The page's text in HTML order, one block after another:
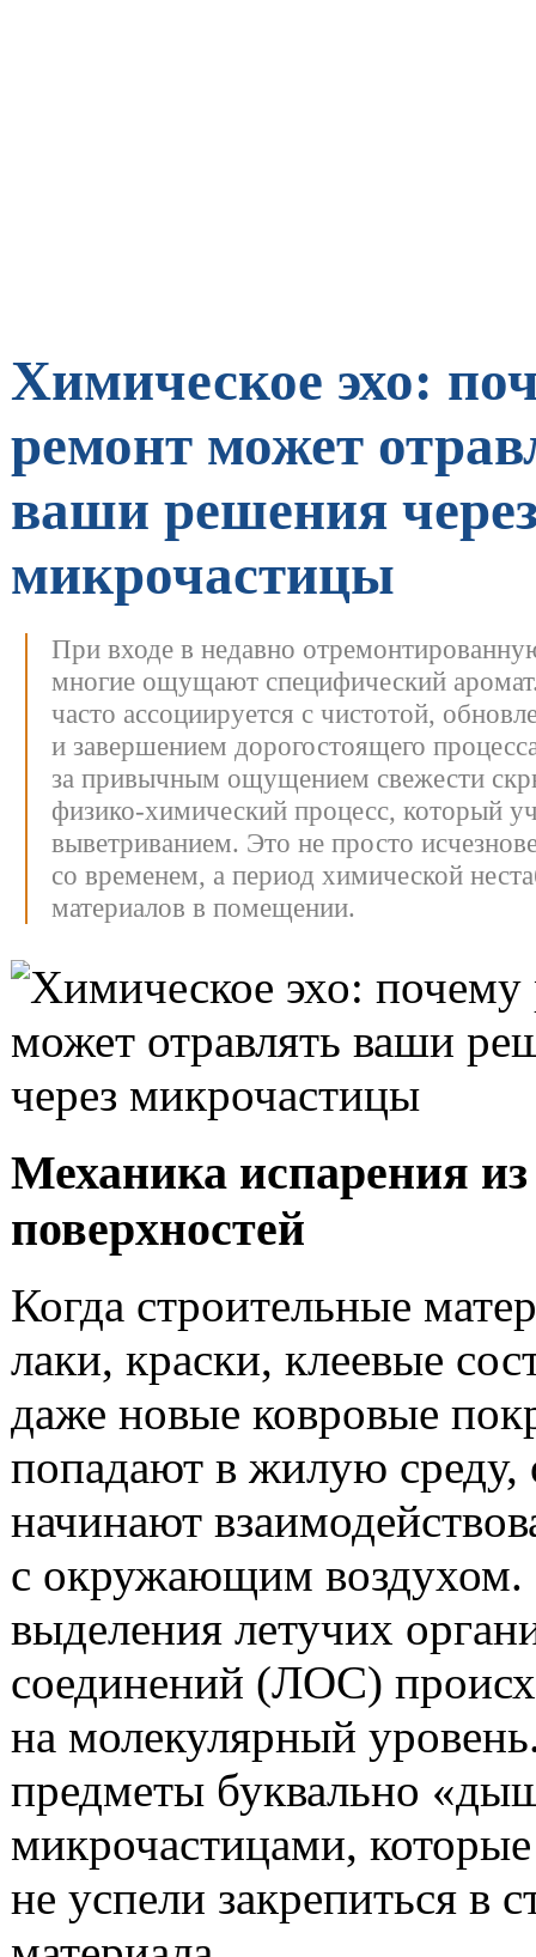
Химическое эхо:
ремонт может
ваши решения
микрочастицы
При входе в недавно
многие ощущают специфический
часто ассоциируется с чистотой,
и завершением дорогостоящего
за привычным ощущением свежести
физико-химический процесс, который
выветриванием. Это не просто
со временем, а период химической
материалов в помещении.
Механика испарения
поверхностей
Когда строительные
лаки, краски, клеевые
даже новые ковровые
попадают в жилую среду,
начинают
с окружающим воздухом.
выделения летучих
соединений (ЛОС)
на молекулярный
предметы буквально
микрочастицами,
не успели закрепиться в